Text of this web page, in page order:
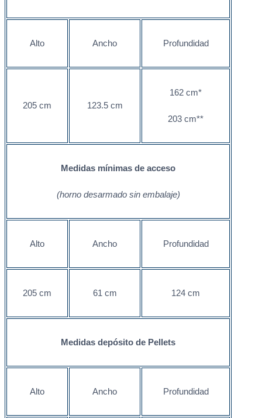
Alto Ancho Profundidad
205 cm 123.5 cm
162 cm*
203 cm**
Medidas mínimas de acceso
(horno desarmado sin embalaje)
Alto Ancho Profundidad
205 cm 61 cm 124 cm
Medidas depósito de Pellets
Alto Ancho Profundidad